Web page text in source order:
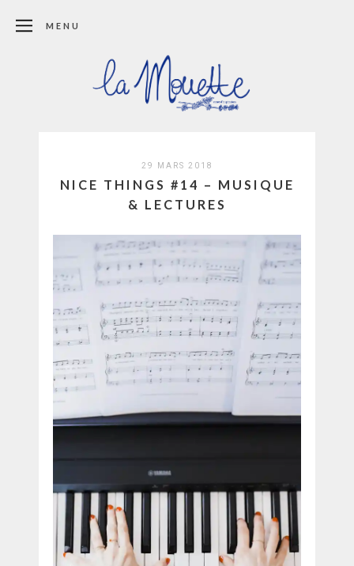
MENU
29 MARS 2018
NICE THINGS #14 – MUSIQUE
& LECTURES